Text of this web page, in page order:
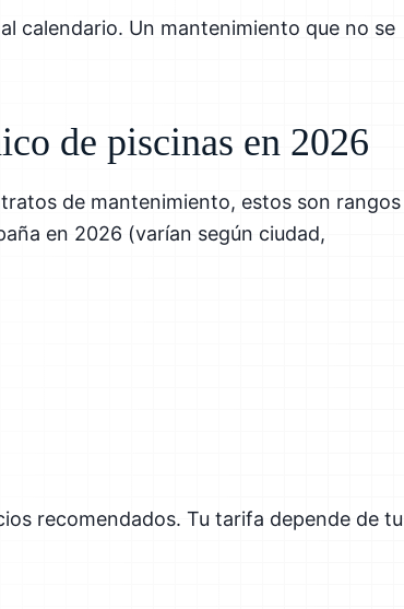
calendario. Un mantenimiento que no se
de piscinas en 2026
de mantenimiento, estos son rangos
en 2026 (varían según ciudad,
recomendados. Tu tarifa depende de tu